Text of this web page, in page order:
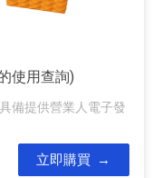
使用查詢)
備提供營業人電子發
立即購買